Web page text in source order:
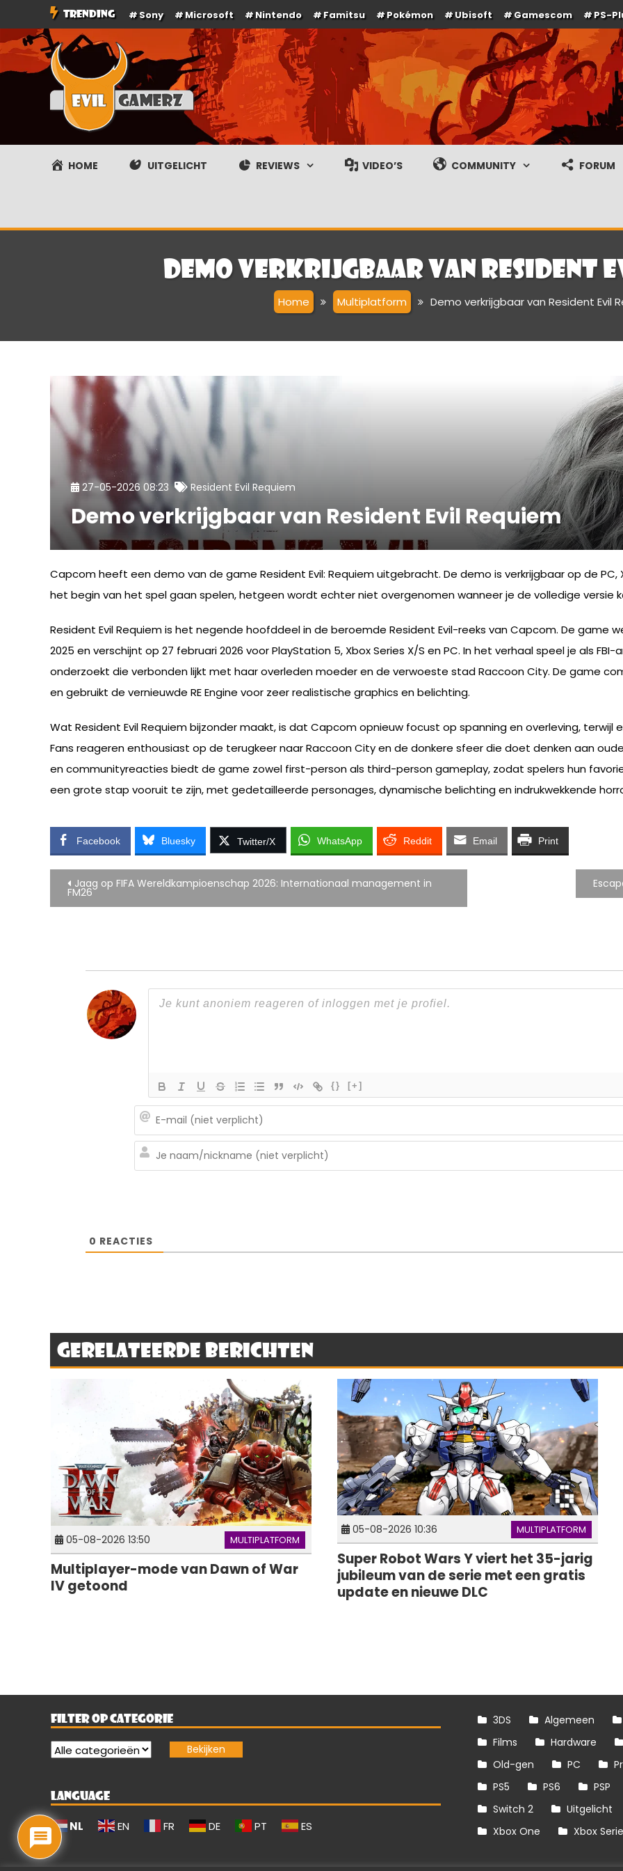
naar
de
TRENDING Sony Microsoft Nintendo Famitsu Pokémon Ubisoft Gamescom PS-
Evilgamerz
Het meest interessante game nieuws, reviews, coverage en gameplay streams
HOME UITGELICHT REVIEWS VIDEO’S COMMUNITY FORUM
Demo verkrijgbaar van Resident
Home Multiplatform Demo verkrijgbaar van Resident Evil
27-05-2026 08:23 Resident Evil Requiem
Demo verkrijgbaar van Resident Evil Requiem
Capcom heeft een demo van de game Resident Evil: Requiem uitgebracht. De demo is verkrijgbaar op de PC,
het begin van het spel gaan spelen, hetgeen wordt echter niet overgenomen wanneer je de volledige versie
Resident Evil Requiem is het negende hoofddeel in de beroemde Resident Evil-reeks van Capcom. De game
2025 en verschijnt op 27 februari 2026 voor PlayStation 5, Xbox Series X/S en PC. In het verhaal speel je als
onderzoekt die verbonden lijkt met haar overleden moeder en de verwoeste stad Raccoon City. De game
en gebruikt de vernieuwde RE Engine voor zeer realistische graphics en belichting.
Wat Resident Evil Requiem bijzonder maakt, is dat Capcom opnieuw focust op spanning en overleving,
Fans reageren enthousiast op de terugkeer naar Raccoon City en de donkere sfeer die doet denken aan
en communityreacties biedt de game zowel first-person als third-person gameplay, zodat spelers hun
een grote stap vooruit te zijn, met gedetailleerde personages, dynamische belichting en indrukwekkende
Facebook Bluesky Twitter/X WhatsApp Reddit Email Print
Bericht
navigatie
Jaag op FIFA Wereldkampioenschap 2026: Internationaal management in
FM26
{} [+]
0 REACTIES
Gerelateerde berichten
05-08-2026 13:50 MULTIPLATFORM
Multiplayer-mode van Dawn of War
IV getoond
05-08-2026 10:36 MULTIPLATFORM
Super Robot Wars Y viert het 35-jarig
jubileum van de serie met een gratis
update en nieuwe DLC
FILTER OP CATEGORIE
LANGUAGE
NL EN FR DE PT ES
3DS Algemeen
Films
Hardware
Old-gen
PC
PS5
PS6 PSP
Switch 2
Uitgelicht
Xbox One
Xbox